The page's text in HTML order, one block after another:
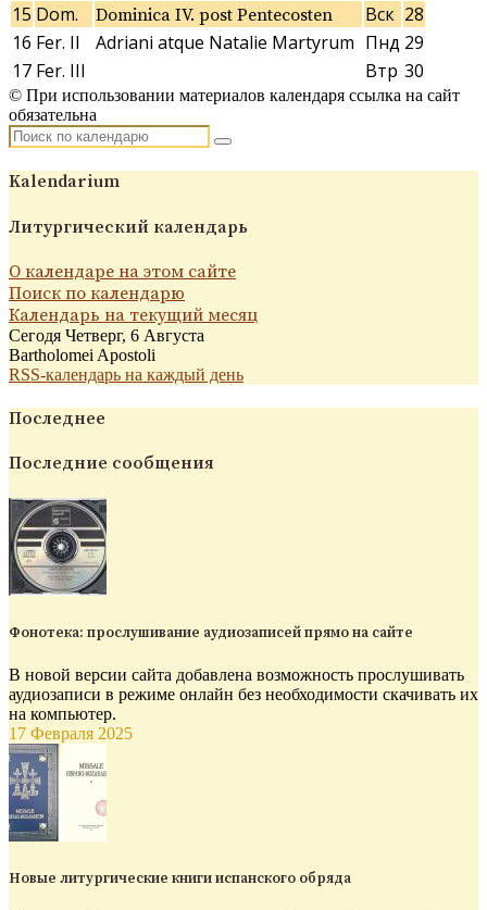
15 Dom. Dominica IV. post Pentecosten Вск 28
16 Fer. II Adriani atque Natalie Martyrum Пнд 29
17 Fer. III Втр 30
© При использовании материалов календаря ссылка на сайт
обязательна
Kalendarium
Литургический календарь
О календаре на этом сайте
Поиск по календарю
Календарь на текущий месяц
Сегодя Четверг, 6 Августа
Bartholomei Apostoli
RSS-календарь на каждый день
Последнее
Последние сообщения
Фонотека: прослушивание аудиозаписей прямо на сайте
В новой версии сайта добавлена возможность прослушивать
аудиозаписи в режиме онлайн без необходимости скачивать их
на компьютер.
17 Февраля 2025
Новые литургические книги испанского обряда